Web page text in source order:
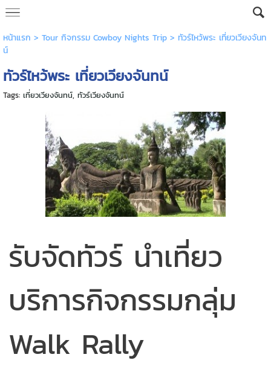
หน้าแรก > Tour กิจกรรม Cowboy Nights Trip > ทัวร์ไหว้พระ เที่ยวเวียงจันท
น์
ทัวร์ไหว้พระ เที่ยวเวียงจันทน์
Tags: เที่ยวเวียงจันทน์, ทัวร์เวียงจันทน์
รับจัดทัวร์ นำเที่ยว
บริการกิจกรรมกลุ่ม
Walk Rally